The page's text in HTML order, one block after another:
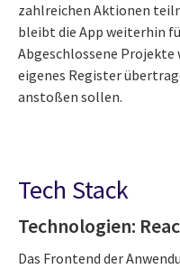
zahlreichen Aktionen
bleibt die App weiterhin
Abgeschlossene Projekte
eigenes Register
anstoßen sollen.
Tech Stack
Technologien:
Das Frontend der